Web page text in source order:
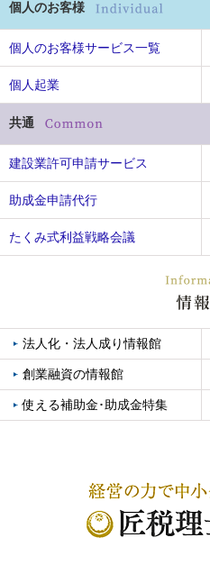
個人のお客様
個人のお客様サービス一覧
個人起業
共通
建設業許可申請サービス
助成金申請代行
たくみ式利益戦略会議
法人化・法人成り情報館
創業融資の情報館
使える補助金･助成金特集